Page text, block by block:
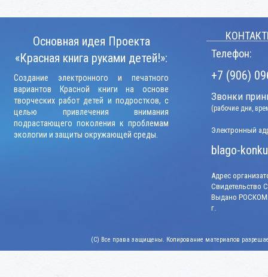
Основная идея Проекта
«Красная книга руками детей!»:
Создание электронного и печатного
вариантов Красной книги на основе
творческих работ детей и подростков, с
целью привлечения внимания
подрастающего поколения к проблемам
экологии и защиты окружающей среды.
Телефон:
+7 (906)
Звонки
(рабочие дни,
Электронный
blago-
Адрес
Свидетельство
Выдано
г.
(C) Все права защищены. Копирование материалов